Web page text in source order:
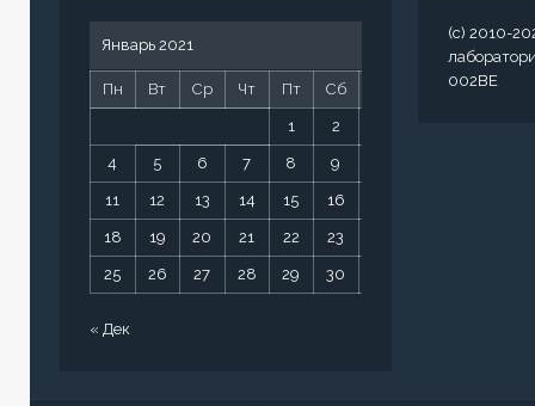
Январь 2021
Пн Вт Ср Чт Пт Сб
1 2
4 5 6 7 8 9
11 12 13 14 15 16
18 19 20 21 22 23
25 26 27 28 29 30
« Дек
(c) 2010-
002BE